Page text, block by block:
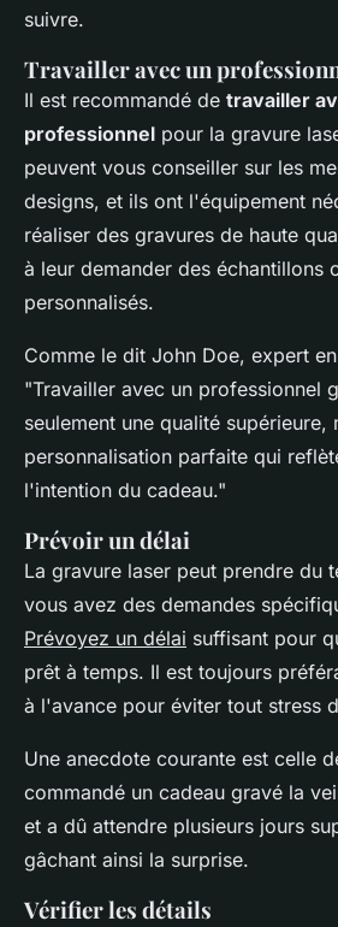
suivre.
Travailler avec un
Il est recommandé de travailler
professionnel pour la gravure
peuvent vous conseiller sur les
designs, et ils ont l'équipement
réaliser des gravures de haute
à leur demander des échantillons
personnalisés.
Comme le dit John Doe, expert
"Travailler avec un professionnel
seulement une qualité supérieure,
personnalisation parfaite qui
l'intention du cadeau."
Prévoir un délai
La gravure laser peut prendre du
vous avez des demandes
Prévoyez un délai suffisant pour
prêt à temps. Il est toujours
à l'avance pour éviter tout stress
Une anecdote courante est celle
commandé un cadeau gravé la
et a dû attendre plusieurs jours
gâchant ainsi la surprise.
Vérifier les détails